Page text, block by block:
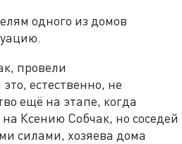
одного из домов
провели
естественно, не
ещё на этапе, когда
Ксению Собчак, но соседей
силами, хозяева дома